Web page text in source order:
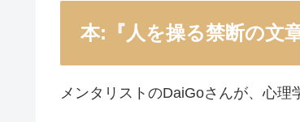
本:『人を操る禁断の文
メンタリストのDaiGoさんが、心理